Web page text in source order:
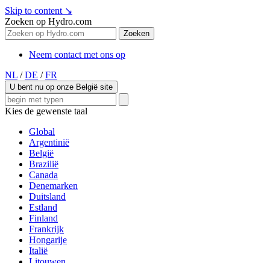
Skip to content ↘
Zoeken op Hydro.com
Zoeken
Neem contact met ons op
NL / DE / FR
U bent nu op onze België site
Kies de gewenste taal
Global
Argentinië
België
Brazilië
Canada
Denemarken
Duitsland
Estland
Finland
Frankrijk
Hongarije
Italië